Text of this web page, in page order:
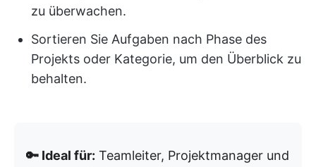
zu überwachen.
Sortieren Sie Aufgaben nach Phase des
Projekts oder Kategorie, um den Überblick zu
behalten.
🔑 Ideal für: Teamleiter, Projektmanager und